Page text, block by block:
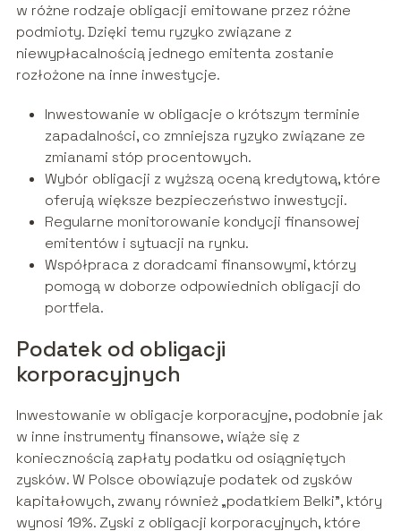
w różne rodzaje obligacji emitowane przez różne
podmioty. Dzięki temu ryzyko związane z
niewypłacalnością jednego emitenta zostanie
rozłożone na inne inwestycje.
Inwestowanie w obligacje o krótszym terminie
zapadalności, co zmniejsza ryzyko związane ze
zmianami stóp procentowych.
Wybór obligacji z wyższą oceną kredytową, które
oferują większe bezpieczeństwo inwestycji.
Regularne monitorowanie kondycji finansowej
emitentów i sytuacji na rynku.
Współpraca z doradcami finansowymi, którzy
pomogą w doborze odpowiednich obligacji do
portfela.
Podatek od obligacji
korporacyjnych
Inwestowanie w obligacje korporacyjne, podobnie jak
w inne instrumenty finansowe, wiąże się z
koniecznością zapłaty podatku od osiągniętych
zysków. W Polsce obowiązuje podatek od zysków
kapitałowych, zwany również „podatkiem Belki”, który
wynosi 19%. Zyski z obligacji korporacyjnych, które